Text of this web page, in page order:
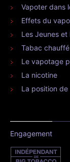
Vapoter dans
Effets du
Les Jeunes
Tabac
Le vapotage
La nicotine
La position de
Engagement